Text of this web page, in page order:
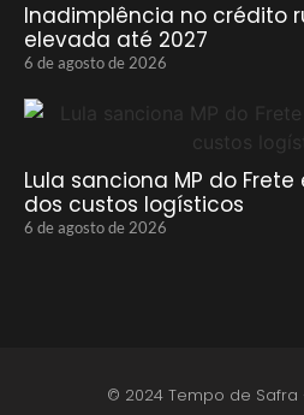
Inadimplência no crédito
elevada até 2027
6 de agosto de 2026
Lula sanciona MP do
dos custos logísticos
6 de agosto de 2026
© 2024 Tempo de Safra